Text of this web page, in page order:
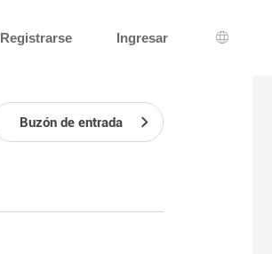
Registrarse Ingresar
Buzón de entrada